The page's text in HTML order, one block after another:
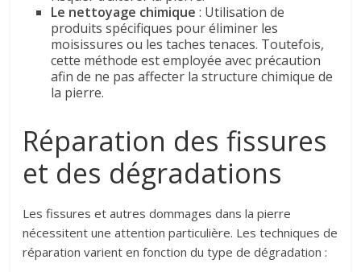
Le nettoyage chimique : Utilisation de
produits spécifiques pour éliminer les
moisissures ou les taches tenaces. Toutefois,
cette méthode est employée avec précaution
afin de ne pas affecter la structure chimique de
la pierre.
Réparation des fissures
et des dégradations
Les fissures et autres dommages dans la pierre
nécessitent une attention particulière. Les techniques de
réparation varient en fonction du type de dégradation :